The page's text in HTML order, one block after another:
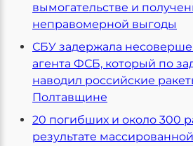
вымогательстве и
неправомерной выгоды
СБУ задержала
агента ФСБ, который по
наводил российские
Полтавщине
20 погибших и около 300
результате